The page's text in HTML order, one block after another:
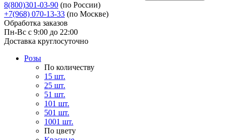
8(800)301-03-90 (по России)
+7(968) 070-13-33 (по Москве)
Обработка заказов
Пн-Вс с 9:00 до 22:00
Доставка круглосуточно
Розы
По количеству
15 шт.
25 шт.
51 шт.
101 шт.
501 шт.
1001 шт.
По цвету